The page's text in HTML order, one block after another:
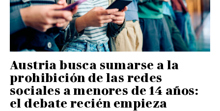
Austria busca sumarse a la
prohibición de las redes
sociales a menores de 14 años:
el debate recién empieza